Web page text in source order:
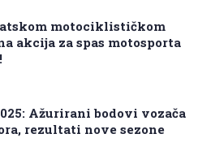
motociklističkom
akcija za spas motosporta
Ažurirani bodovi vozača
rezultati nove sezone